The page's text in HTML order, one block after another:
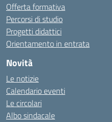
Offerta formativa
Percorsi di studio
Progetti didattici
Orientamento in entrata
Novità
Le notizie
Calendario eventi
Le circolari
Albo sindacale